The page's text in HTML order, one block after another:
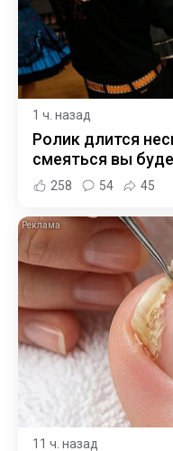
1 ч. назад
Ролик длится
смеяться вы
258 54 45
11 ч. назад